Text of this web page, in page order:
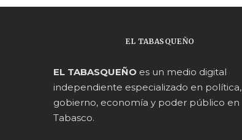
EL TABASQUEÑO
EL TABASQUEÑO es un medio digital
independiente especializado en política,
gobierno, economía y poder público en
Tabasco.